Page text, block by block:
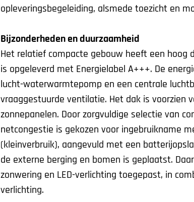
opleveringsbegeleiding, alsmede toezicht en
Bijzonderheden en duurzaamheid
Het relatief compacte gebouw heeft een hoog
is opgeleverd met Energielabel A+++. De
lucht-waterwarmtepomp en een centrale
vraaggestuurde ventilatie. Het dak is voorzien
zonnepanelen. Door zorgvuldige selectie van
netcongestie is gekozen voor ingebruikname
(kleinverbruik), aangevuld met een
de externe berging en bomen is geplaatst.
zonwering en LED-verlichting toegepast, in
verlichting.